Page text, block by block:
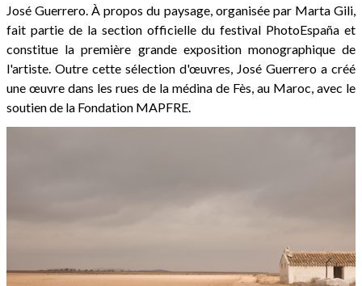
José Guerrero. À propos du paysage, organisée par Marta Gili,
fait partie de la section officielle du festival PhotoEspaña et
constitue la première grande exposition monographique de
l'artiste. Outre cette sélection d'œuvres, José Guerrero a créé
une œuvre dans les rues de la médina de Fès, au Maroc, avec le
soutien de la Fondation MAPFRE.